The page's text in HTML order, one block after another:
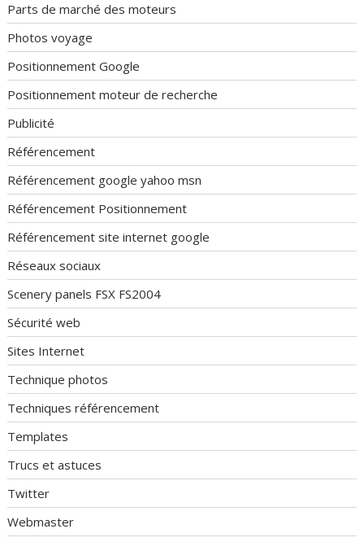
Parts de marché des moteurs
Photos voyage
Positionnement Google
Positionnement moteur de recherche
Publicité
Référencement
Référencement google yahoo msn
Référencement Positionnement
Référencement site internet google
Réseaux sociaux
Scenery panels FSX FS2004
Sécurité web
Sites Internet
Technique photos
Techniques référencement
Templates
Trucs et astuces
Twitter
Webmaster